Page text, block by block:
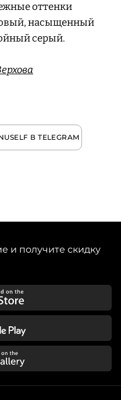
оттенки
насыщенный
серый.
В TELEGRAM
и получите скидку